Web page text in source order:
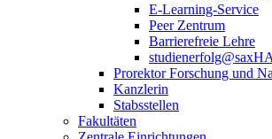
E-Learning-Service
Peer Zentrum
Barrierefreie Lehre
Prorektor Forschung und
Kanzlerin
Stabsstellen
Fakultäten